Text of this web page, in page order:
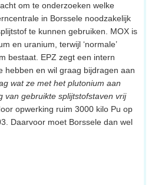
om te onderzoeken welke
in Borssele noodzakelijk
te kunnen gebruiken. MOX is
en uranium, terwijl ‘normale’
bestaat. EPZ zegt een intern
hebben en wil graag bijdragen aan
wat ze met het plutonium aan
van gebruikte splijtstofstaven vrij
opwerking ruim 3000 kilo Pu op
Daarvoor moet Borssele dan wel